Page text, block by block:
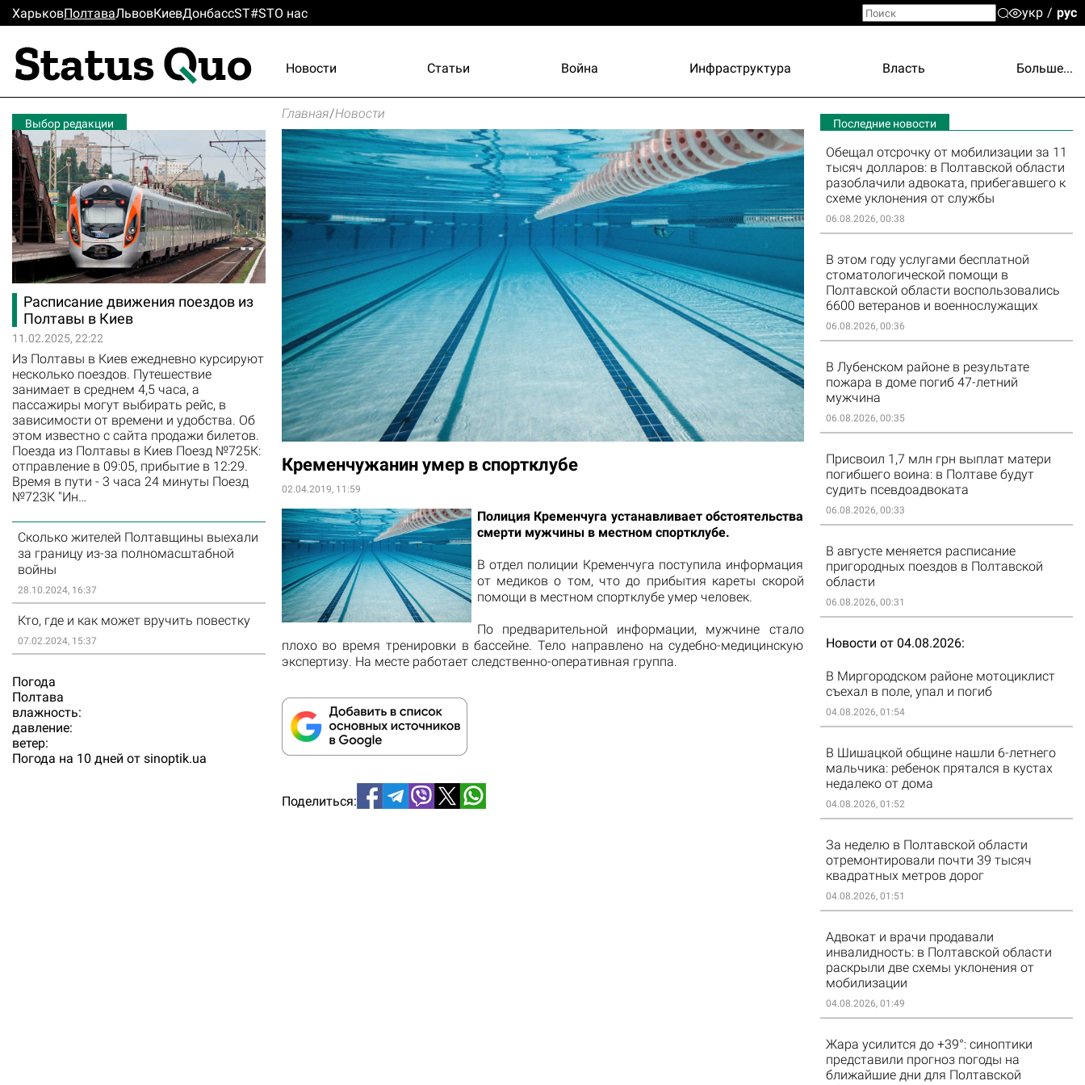
ХарьковПолтаваЛьвовКиевДонбассST#STО нас укр рус
Новости Статьи Война Инфраструктура Власть Больше...
Выбор редакции
Расписание движения поездов из
Полтавы в Киев
11.02.2025, 22:22
Из Полтавы в Киев ежедневно курсируют
несколько поездов. Путешествие
занимает в среднем 4,5 часа, а
пассажиры могут выбирать рейс, в
зависимости от времени и удобства. Об
этом известно с сайта продажи билетов.
Поезда из Полтавы в Киев Поезд №725К:
отправление в 09:05, прибытие в 12:29.
Время в пути - 3 часа 24 минуты Поезд
№723К "Ин…
Сколько жителей Полтавщины выехали
за границу из-за полномасштабной
войны
28.10.2024, 16:37
Кто, где и как может вручить повестку
07.02.2024, 15:37
Погода
Полтава
влажность:
давление:
ветер:
Погода на 10 дней от sinoptik.ua
Главная/Новости
Кременчужанин умер в спортклубе
02.04.2019, 11:59
Полиция Кременчуга устанавливает обстоятельства
смерти мужчины в местном спортклубе.
В отдел полиции Кременчуга поступила информация
от медиков о том, что до прибытия кареты скорой
помощи в местном спортклубе умер человек.
По предварительной информации, мужчине стало
плохо во время тренировки в бассейне. Тело направлено на судебно-медицинскую
экспертизу. На месте работает следственно-оперативная группа.
Поделиться:
Последние новости
Обещал отсрочку от мобилизации за 11
тысяч долларов: в Полтавской области
разоблачили адвоката, прибегавшего к
схеме уклонения от службы
06.08.2026, 00:38
В этом году услугами бесплатной
стоматологической помощи в
Полтавской области воспользовались
6600 ветеранов и военнослужащих
06.08.2026, 00:36
В Лубенском районе в результате
пожара в доме погиб 47-летний
мужчина
06.08.2026, 00:35
Присвоил 1,7 млн грн выплат матери
погибшего воина: в Полтаве будут
судить псевдоадвоката
06.08.2026, 00:33
В августе меняется расписание
пригородных поездов в Полтавской
области
06.08.2026, 00:31
Новости от 04.08.2026
В Миргородском районе мотоциклист
съехал в поле, упал и погиб
04.08.2026, 01:54
В Шишацкой общине нашли 6-летнего
мальчика: ребенок прятался в кустах
недалеко от дома
04.08.2026, 01:52
За неделю в Полтавской области
отремонтировали почти 39 тысяч
квадратных метров дорог
04.08.2026, 01:51
Адвокат и врачи продавали
инвалидность: в Полтавской области
раскрыли две схемы уклонения от
мобилизации
04.08.2026, 01:49
Жара усилится до +39°: синоптики
представили прогноз погоды на
ближайшие дни для Полтавской